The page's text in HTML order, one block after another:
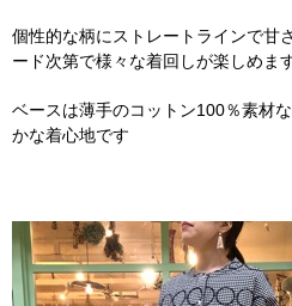
個性的な柄にストレートラインで甘
ード次第で様々な着回しが楽しめま
ベースは薄手のコットン100％素材
かな着心地です